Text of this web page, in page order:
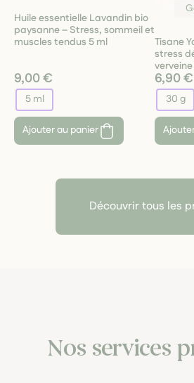
Huile essentielle Lavandin bio
paysanne – Stress, sommeil et
muscles tendus 5 ml
9,00 €
5 ml
Ajouter au panier
Tisane
stress
6,90 €
30 g
Découvrir tous les
Nos services